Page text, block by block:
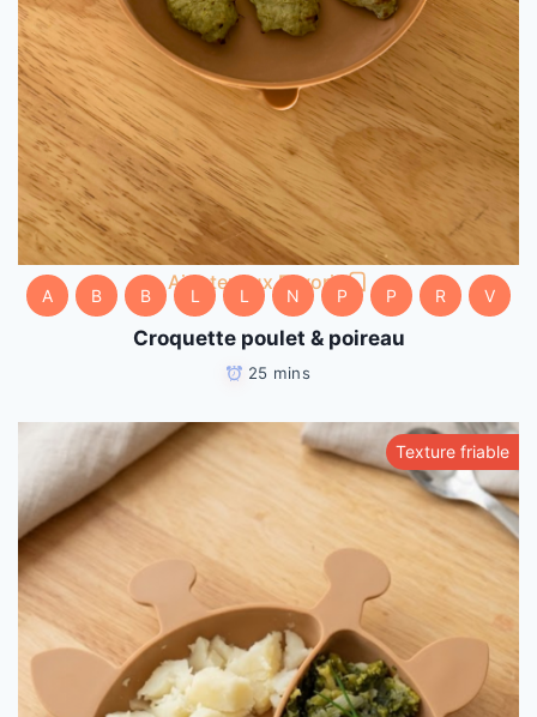
Ajouter aux Favoris
A B B L L N P P R V
Croquette poulet & poireau
25 mins
Texture friable